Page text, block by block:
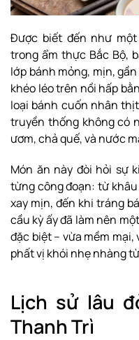
Được biết đến như
trong ẩm thực Bắc Bộ,
lớp bánh mỏng, mịn,
khéo léo trên nồi hấp
loại bánh cuốn nhân
truyền thống không có
ươm, chả quế, và nước
Món ăn này đòi hỏi sự
từng công đoạn: từ
xay mịn, đến khi tráng
cầu kỳ ấy đã làm nên
đặc biệt – vừa mềm
phất vị khói nhẹ nhàng
Lịch sử lâu
Thanh Trì